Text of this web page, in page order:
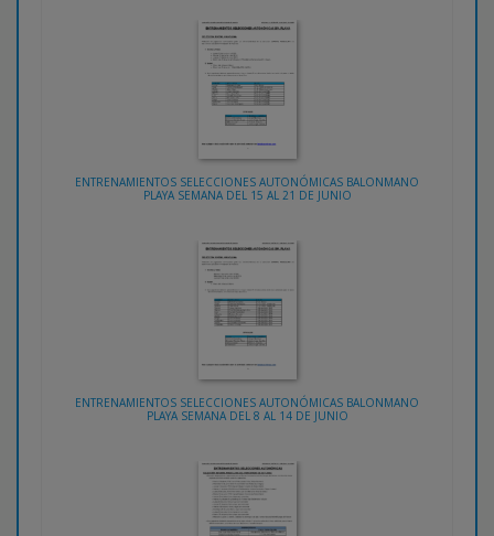
ENTRENAMIENTOS SELECCIONES AUTONÓMICAS BALONMANO
PLAYA SEMANA DEL 15 AL 21 DE JUNIO
ENTRENAMIENTOS SELECCIONES AUTONÓMICAS BALONMANO
PLAYA SEMANA DEL 8 AL 14 DE JUNIO